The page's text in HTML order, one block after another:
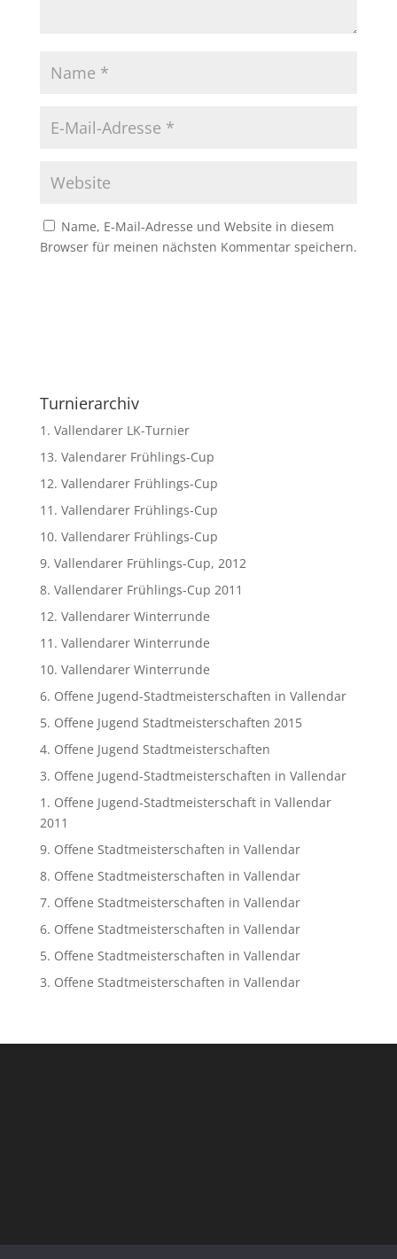
Name, E-Mail-Adresse und Website in diesem
Browser für meinen nächsten Kommentar speichern.
Turnierarchiv
1. Vallendarer LK-Turnier
13. Valendarer Frühlings-Cup
12. Vallendarer Frühlings-Cup
11. Vallendarer Frühlings-Cup
10. Vallendarer Frühlings-Cup
9. Vallendarer Frühlings-Cup, 2012
8. Vallendarer Frühlings-Cup 2011
12. Vallendarer Winterrunde
11. Vallendarer Winterrunde
10. Vallendarer Winterrunde
6. Offene Jugend-Stadtmeisterschaften in Vallendar
5. Offene Jugend Stadtmeisterschaften 2015
4. Offene Jugend Stadtmeisterschaften
3. Offene Jugend-Stadtmeisterschaften in Vallendar
1. Offene Jugend-Stadtmeisterschaft in Vallendar
2011
9. Offene Stadtmeisterschaften in Vallendar
8. Offene Stadtmeisterschaften in Vallendar
7. Offene Stadtmeisterschaften in Vallendar
6. Offene Stadtmeisterschaften in Vallendar
5. Offene Stadtmeisterschaften in Vallendar
3. Offene Stadtmeisterschaften in Vallendar